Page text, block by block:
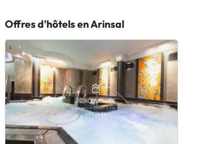
Offres d'hôtels en Arinsal